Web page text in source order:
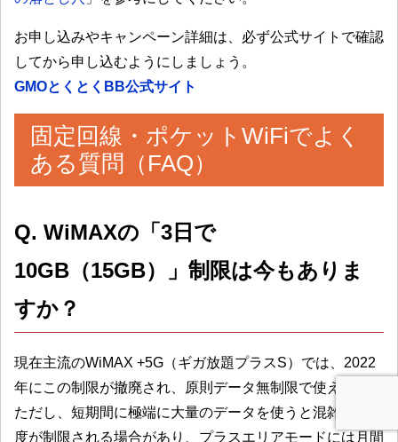
お申し込みやキャンペーン詳細は、必ず公式サイトで確認
してから申し込むようにしましょう。
GMOとくとくBB公式サイト
固定回線・ポケットWiFiでよく
ある質問（FAQ）
Q. WiMAXの「3日で
10GB（15GB）」制限は今もありま
すか？
現在主流のWiMAX +5G（ギガ放題プラスS）では、2022
年にこの制限が撤廃され、原則データ無制限で使えます。
ただし、短期間に極端に大量のデータを使うと混雑時に速
度が制限される場合があり、プラスエリアモードには月間